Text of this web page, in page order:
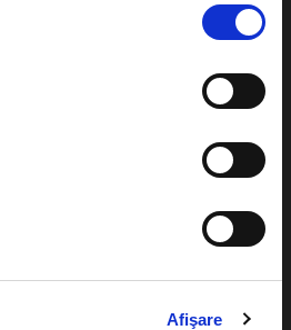
Afişare